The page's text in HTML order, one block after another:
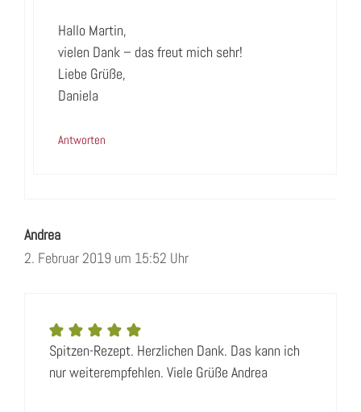
Hallo Martin,
vielen Dank – das freut mich sehr!
Liebe Grüße,
Daniela
Antworten
Andrea
2. Februar 2019 um 15:52 Uhr
Spitzen-Rezept. Herzlichen Dank. Das kann ich
nur weiterempfehlen. Viele Grüße Andrea